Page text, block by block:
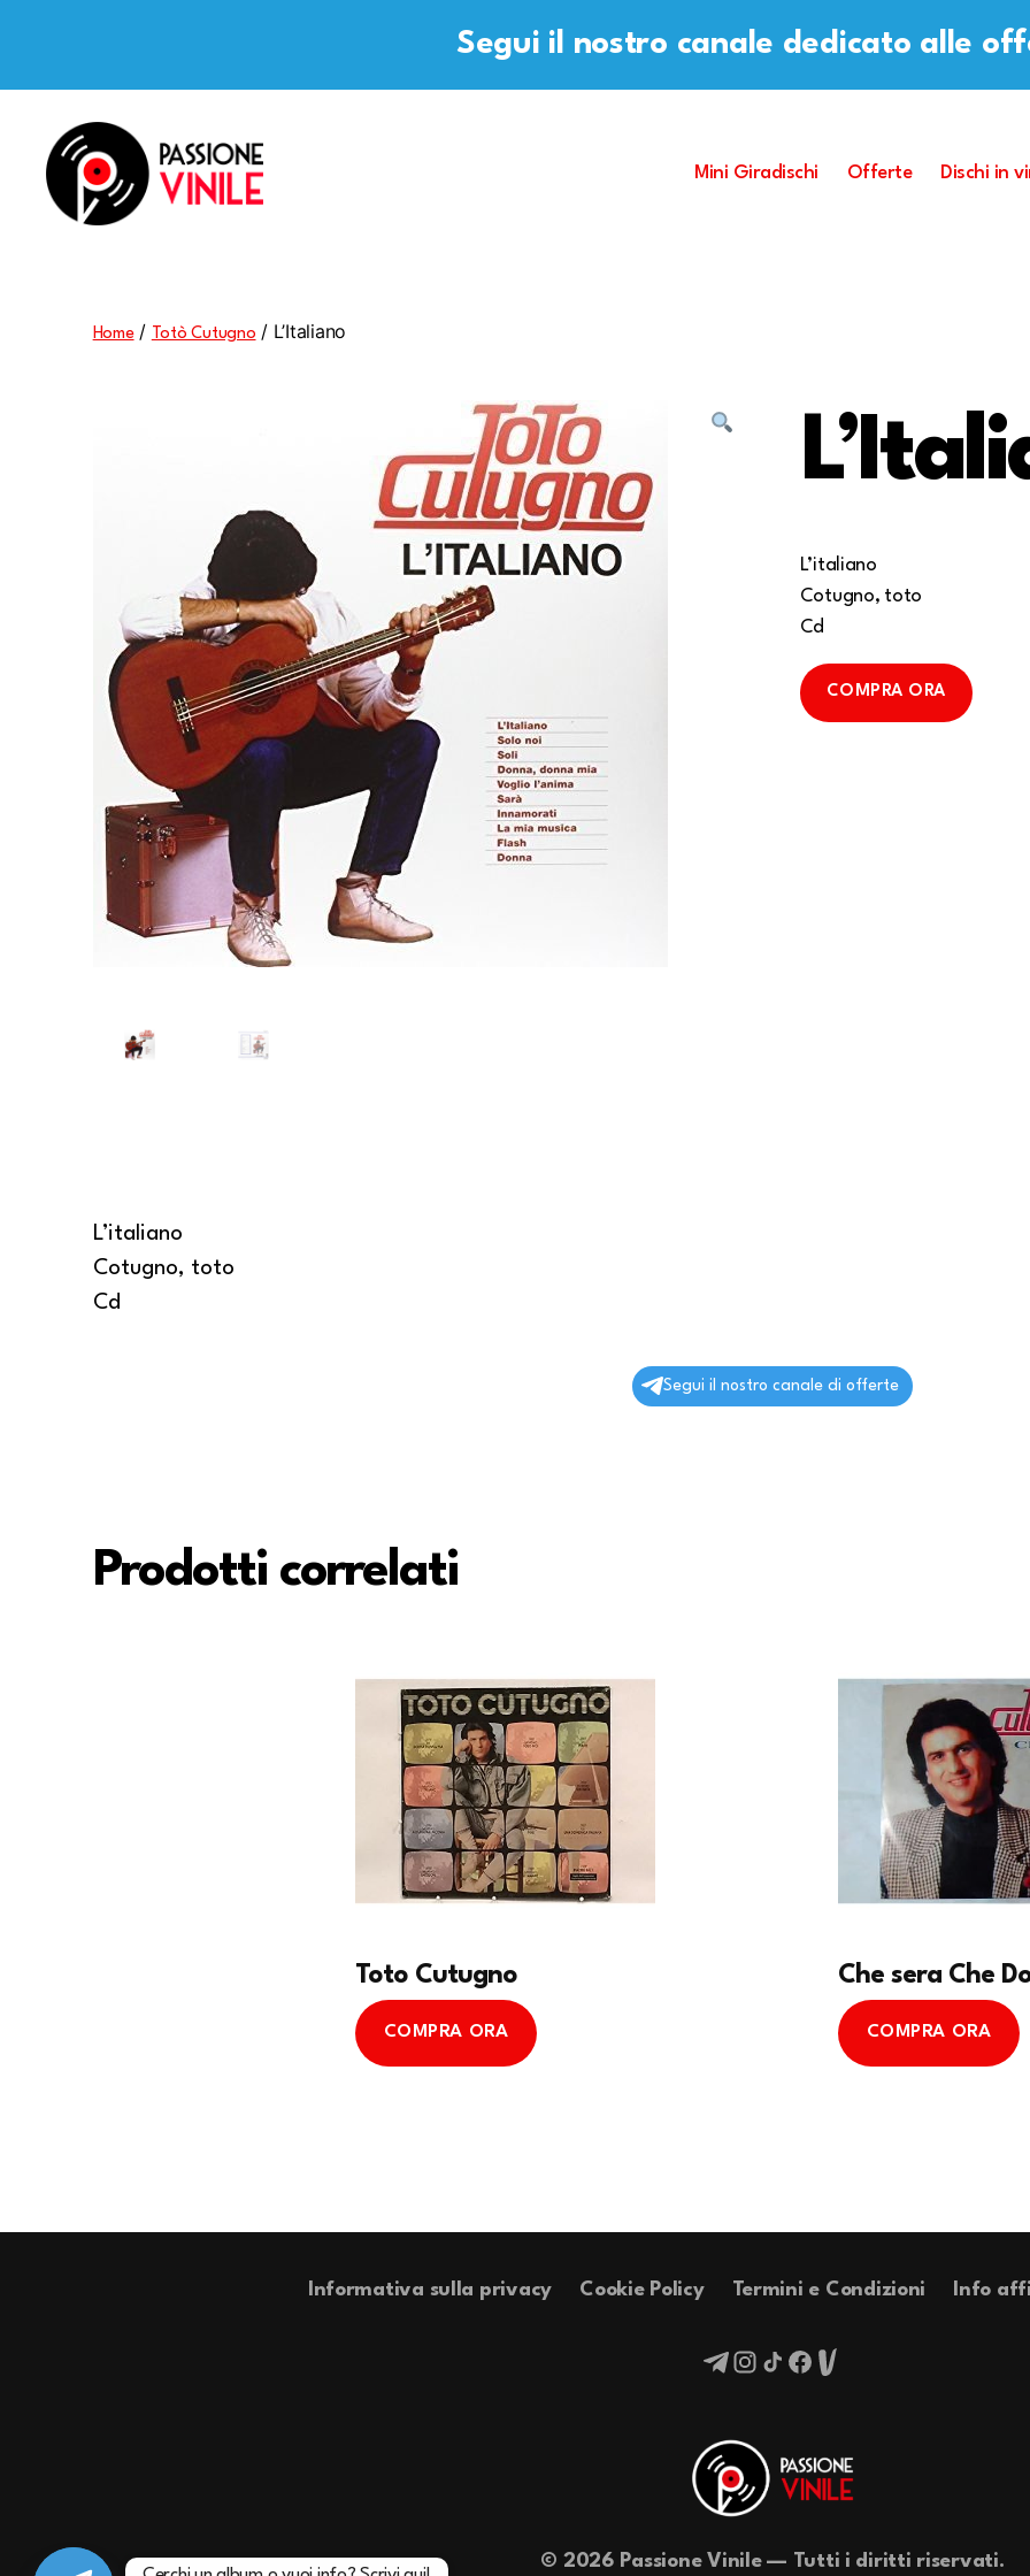
Segui il nostro canale dedicato alle
Mini Giradischi Offerte Dischi in
Home/ Totò Cutugno / L’Italiano
L’italiano
Cotugno, toto
Cd
COMPRA ORA
L’italiano
Cotugno, toto
Cd
Segui il nostro canale di offerte
Prodotti correlati
Toto Cutugno
COMPRA ORA
Che sera Che
COMPRA ORA
Informativa sulla privacy Cookie Policy Termini e Condizioni Info
© 2026 Passione Vinile — Tutti i diritti riservati.